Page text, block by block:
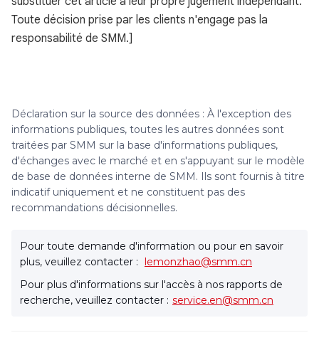
Toute décision prise par les clients n'engage pas la
responsabilité de SMM.]
Déclaration sur la source des données : À l'exception des
informations publiques, toutes les autres données sont
traitées par SMM sur la base d'informations publiques,
d'échanges avec le marché et en s'appuyant sur le modèle
de base de données interne de SMM. Ils sont fournis à titre
indicatif uniquement et ne constituent pas des
recommandations décisionnelles.
Pour toute demande d'information ou pour en savoir
plus, veuillez contacter : lemonzhao@smm.cn
Pour plus d'informations sur l'accès à nos rapports de
recherche, veuillez contacter : service.en@smm.cn